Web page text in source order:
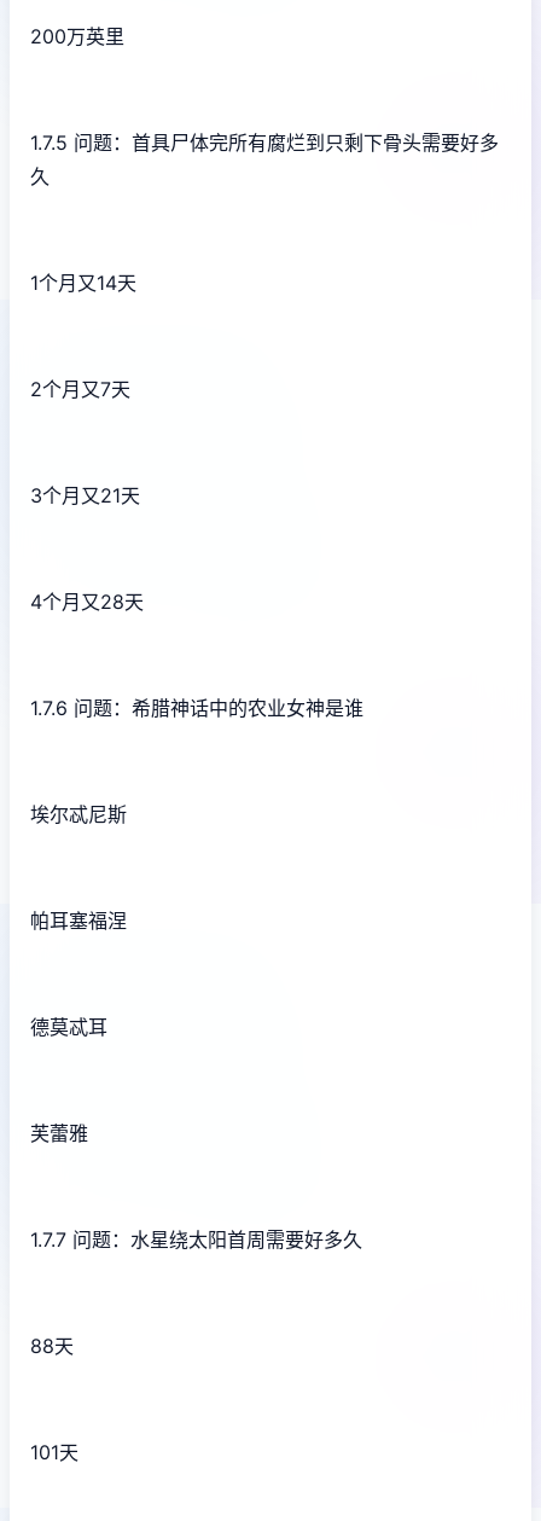
200万英里
1.7.5 问题：首具尸体完所有腐烂到只剩下骨头需要好多
久
1个月又14天
2个月又7天
3个月又21天
4个月又28天
1.7.6 问题：希腊神话中的农业女神是谁
埃尔忒尼斯
帕耳塞福涅
德莫忒耳
芙蕾雅
1.7.7 问题：水星绕太阳首周需要好多久
88天
101天